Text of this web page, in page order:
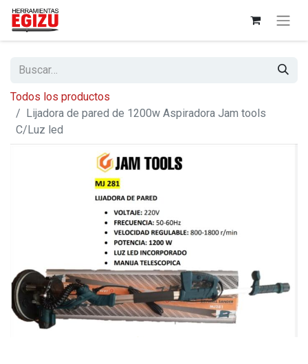
Todos los productos
Lijadora de pared de 1200w Aspiradora Jam tools
C/Luz led